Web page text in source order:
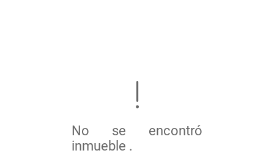
No se encontró
inmueble .